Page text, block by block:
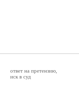
ответ на претензию,
иск в суд